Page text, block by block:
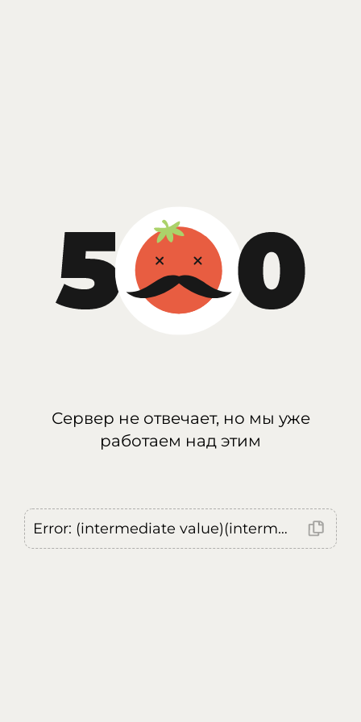
Сервер не отвечает, но мы уже
работаем над этим
Error: (intermediate value)(intermediate value)(intermediate value).replaceAll is not a function